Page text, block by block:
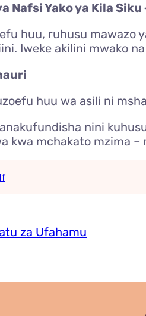
Nafsi Yako ya Kila
huu, ruhusu mawazo
Iweke akilini mwako
huu wa asili ni
nini
kwa mchakato mzima
za Ufahamu